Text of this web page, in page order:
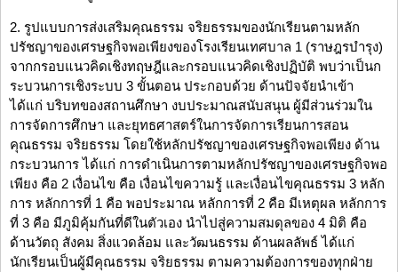
2. รูปแบบการส่งเสริมคุณธรรม จริยธรรมของนักเรียนตามหลัก
ปรัชญาของเศรษฐกิจพอเพียงของโรงเรียนเทศบาล 1 (ราษฎรบำรุง)
จากกรอบแนวคิดเชิงทฤษฎีและกรอบแนวคิดเชิงปฏิบัติ พบว่าเป็นก
ระบวนการเชิงระบบ 3 ขั้นตอน ประกอบด้วย ด้านปัจจัยนำเข้า
ได้แก่ บริบทของสถานศึกษา งบประมาณสนับสนุน ผู้มีส่วนร่วมใน
การจัดการศึกษา และยุทธศาสตร์ในการจัดการเรียนการสอน
คุณธรรม จริยธรรม โดยใช้หลักปรัชญาของเศรษฐกิจพอเพียง ด้าน
กระบวนการ ได้แก่ การดำเนินการตามหลักปรัชญาของเศรษฐกิจพอ
เพียง คือ 2 เงื่อนไข คือ เงื่อนไขความรู้ และเงื่อนไขคุณธรรม 3 หลัก
การ หลักการที่ 1 คือ พอประมาณ หลักการที่ 2 คือ มีเหตุผล หลักการ
ที่ 3 คือ มีภูมิคุ้มกันที่ดีในตัวเอง นำไปสู่ความสมดุลของ 4 มิติ คือ
ด้านวัตถุ สังคม สิ่งแวดล้อม และวัฒนธรรม ด้านผลลัพธ์ ได้แก่
นักเรียนเป็นผู้มีคุณธรรม จริยธรรม ตามความต้องการของทุกฝ่าย